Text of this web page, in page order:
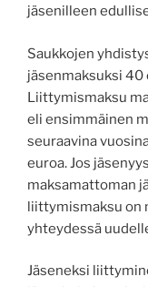
jäsenilleen
Saukkojen
jäsenmaksuksi
Liittymismaksu
eli ensimmäinen
seuraavina
euroa. Jos
maksamattoman
liittymismaksu on
yhteydessä
Jäseneksi